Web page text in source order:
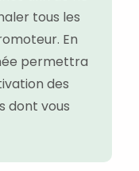
tous les
En
permettra
des
dont vous